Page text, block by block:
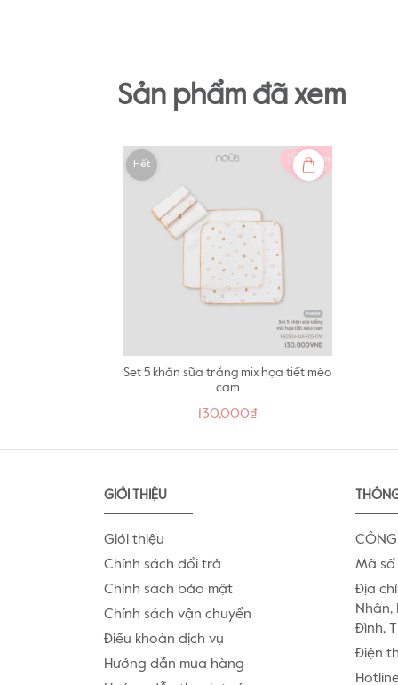
Sản phẩm đã xem
Hết
Set 5 khăn sữa trắng mix họa tiết mèo
cam
130,000₫
GIỚI THIỆU
Giới thiệu
Chính sách đổi trả
Chính sách bảo mật
Chính sách vận chuyển
Điều khoản dịch vụ
Hướng dẫn mua hàng
Mã số
Địa
Nhân,
Đình,
Điện